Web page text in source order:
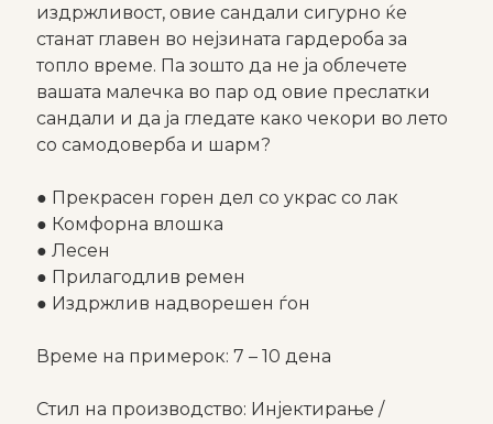
издржливост, овие сандали сигурно ќе
станат главен во нејзината гардероба за
топло време. Па зошто да не ја облечете
вашата малечка во пар од овие преслатки
сандали и да ја гледате како чекори во лето
со самодоверба и шарм?
● Прекрасен горен дел со украс со лак
● Комфорна влошка
● Лесен
● Прилагодлив ремен
● Издржлив надворешен ѓон
Време на примерок: 7 – 10 дена
Стил на производство: Инјектирање /